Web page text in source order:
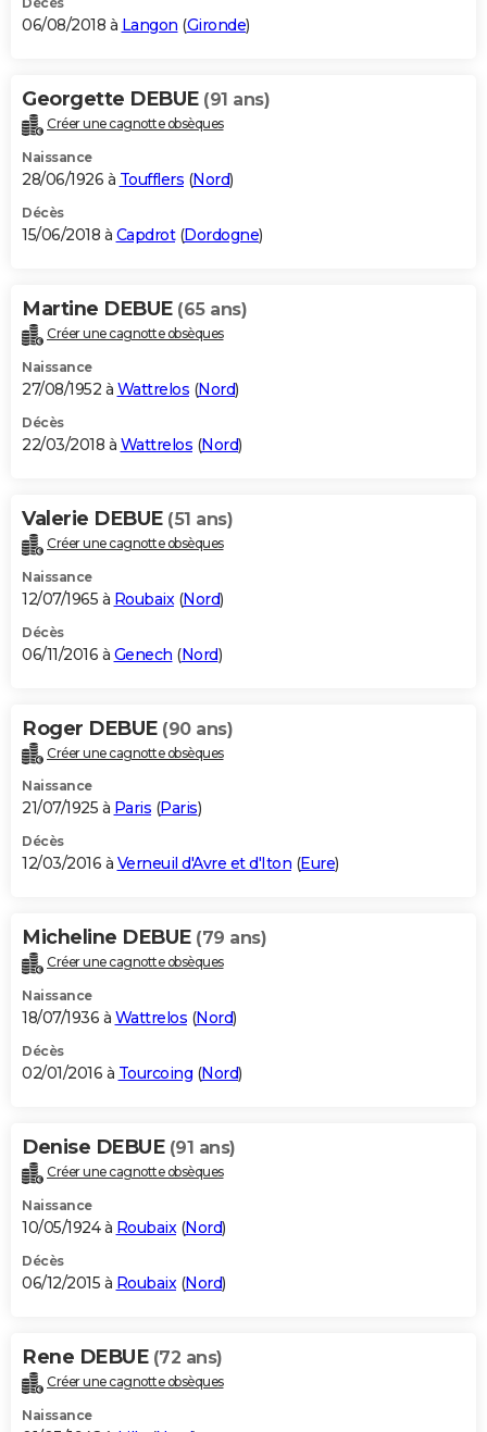
06/08/2018 à Langon (Gironde)
Georgette DEBUE (91 ans)
Créer une cagnotte obsèques
Naissance
28/06/1926 à Toufflers (Nord)
Décès
15/06/2018 à Capdrot(Dordogne)
Martine DEBUE (65 ans)
Créer une cagnotte obsèques
Naissance
27/08/1952 à Wattrelos (Nord)
Décès
22/03/2018 à Wattrelos (Nord)
Valerie DEBUE (51 ans)
Créer une cagnotte obsèques
Naissance
12/07/1965 à Roubaix (Nord)
Décès
06/11/2016 à Genech (Nord)
Roger DEBUE (90 ans)
Créer une cagnotte obsèques
Naissance
21/07/1925 à Paris (Paris)
Décès
12/03/2016 à Verneuil d'Avre et d'Iton (Eure)
Micheline DEBUE (79 ans)
Créer une cagnotte obsèques
Naissance
18/07/1936 à Wattrelos (Nord)
Décès
02/01/2016 à Tourcoing (Nord)
Denise DEBUE (91 ans)
Créer une cagnotte obsèques
Naissance
10/05/1924 à Roubaix(Nord)
Décès
06/12/2015 à Roubaix(Nord)
Rene DEBUE (72 ans)
Créer une cagnotte obsèques
Naissance